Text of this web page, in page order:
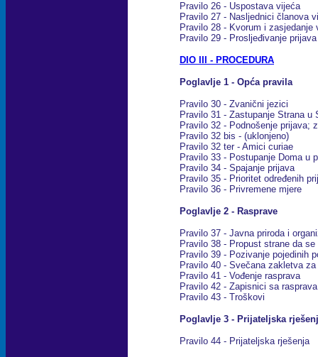
Pravilo 26 - Uspostava vijeća
Pravilo 27 - Nasljednici članova
Pravilo 28 - Kvorum i zasjedanje
Pravilo 29 - Prosljeđivanje
DIO III - PROCEDURA
Poglavlje 1 - Opća pravila
Pravilo 30 - Zvanični jezici
Pravilo 31 - Zastupanje Strana u
Pravilo 32 - Podnošenje prijava;
Pravilo 32 bis - (uklonjeno)
Pravilo 32 ter - Amici curiae
Pravilo 33 - Postupanje Doma u
Pravilo 34 - Spajanje prijava
Pravilo 35 - Prioritet određenih
Pravilo 36 - Privremene mjere
Poglavlje 2 - Rasprave
Pravilo 37 - Javna priroda i
Pravilo 38 - Propust strane da se
Pravilo 39 - Pozivanje pojedinih
Pravilo 40 - Svečana zakletva
Pravilo 41 - Vođenje rasprava
Pravilo 42 - Zapisnici sa rasprava
Pravilo 43 - Troš kovi
Poglavlje 3 - Prijateljska
Pravilo 44 - Prijateljska rješenja